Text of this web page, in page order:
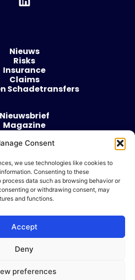
Consent
we use technologies like cookies to
Consenting to these
data such as browsing behavior or
or withdrawing consent, may
and functions.
Accept
Deny
preferences
Nieuws
Risks
Insurance
Claims
Schadetransfers
Nieuwsbrief
Magazine
Over
voorwaarden
beleid
wil adverteren
Risk & Business